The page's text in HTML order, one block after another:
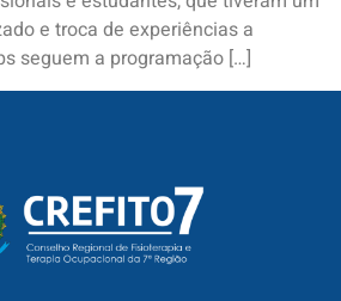
e troca de experiências a
seguem a programação […]